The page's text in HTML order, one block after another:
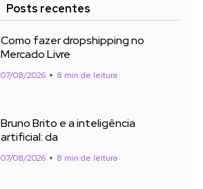
Posts recentes
Como fazer dropshipping no
Mercado Livre
07/08/2026 8 min de leitura
Bruno Brito e a inteligência
artificial: da
07/08/2026 8 min de leitura